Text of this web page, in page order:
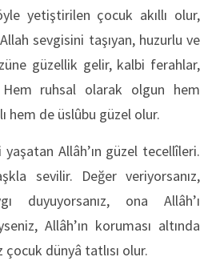
yetiştirilen çocuk akıllı olur,
sevgisini taşıyan, huzurlu ve
güzellik gelir, kalbi ferahlar,
ruhsal olarak olgun hem
hem de üslûbu güzel olur.
Allâh’ın güzel tecellîleri.
sevilir. Değer veriyorsanız,
duyuyorsanız, ona Allâh’ı
Allâh’ın koruması altında
dünyâ tatlısı olur.